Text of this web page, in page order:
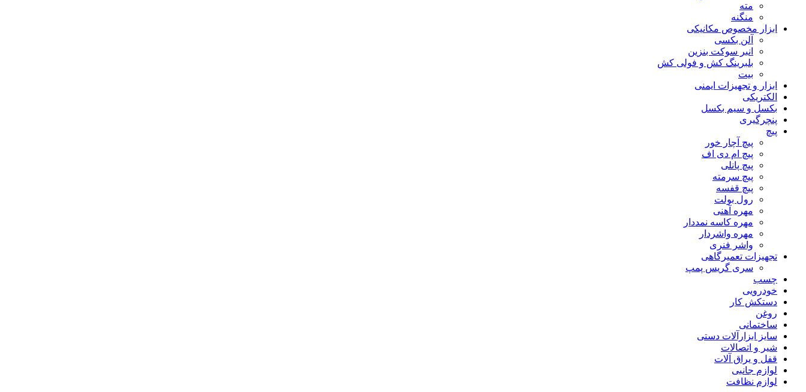
مته
منگنه
ابزار مخصوص مکانیکی
آلن بکسی
انبر سوکت بنزین
بلبرینگ کش و فولی کش
بیت
ابزار و تجهیزات ایمنی
الکتریکی
بکسل و سیم بکسل
پنچرگیری
پیچ
پیچ آچار خور
پیچ ام دی اف
پیچ پانلی
پیچ سرمته
پیچ قفسه
رول بولت
مهره آهنی
مهره کاسه نمددار
مهره واشردار
واشر فنری
تجهیزات تعمیرگاهی
سری گریس پمپ
چسب
خودرویی
دستکش کار
روغن
ساختمانی
سایز ابزارآلات دستی
شیر و اتصالات
قفل و یراق آلات
لوازم جانبی
لوازم نظافت